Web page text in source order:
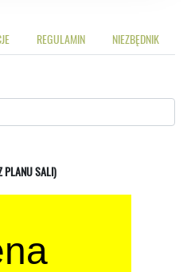
REGULAMIN NIEZBĘDNIK
PLANU SALI)